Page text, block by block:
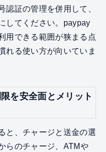
認証の管理を併用して、
してください。paypay
用できる範囲が狭まる点
れる使い方が向いていま
を安全面とメリット
と、チャージと送金の選
らのチャージ、ATMや